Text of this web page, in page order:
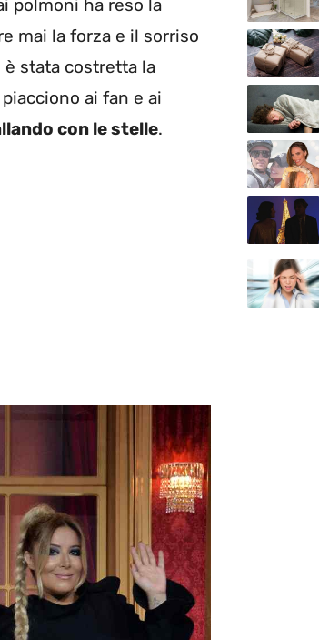
polmoni ha reso la
mai la forza e il sorriso
stata costretta la
ai fan e ai
con le stelle.